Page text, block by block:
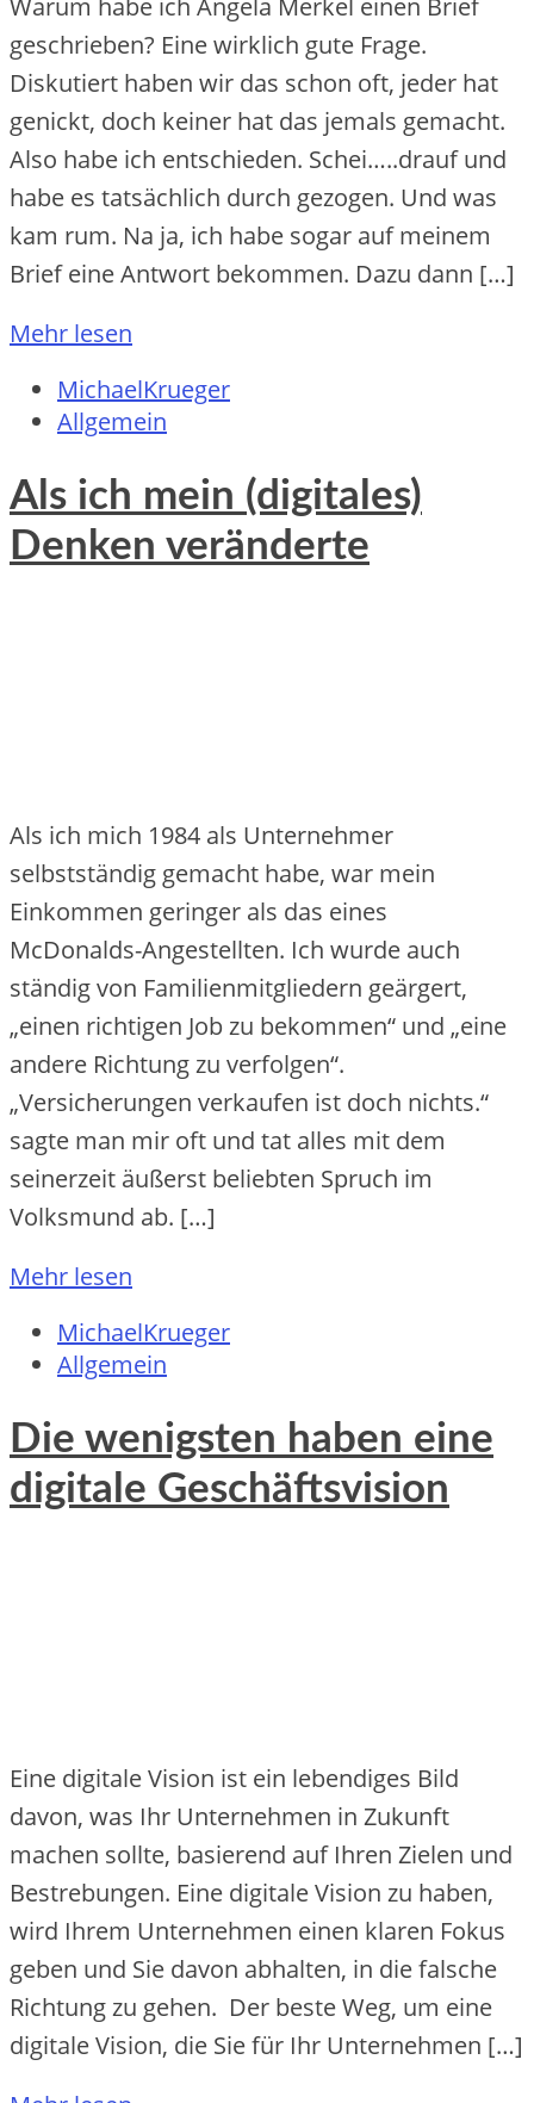
geschrieben? Eine wirklich gute Frage.
Diskutiert haben wir das schon oft, jeder hat
genickt, doch keiner hat das jemals gemacht.
Also habe ich entschieden. Schei…..drauf und
habe es tatsächlich durch gezogen. Und was
kam rum. Na ja, ich habe sogar auf meinem
Brief eine Antwort bekommen. Dazu dann […]
Mehr lesen
MichaelKrueger
Allgemein
Als ich mein (digitales)
Denken veränderte
Als ich mich 1984 als Unternehmer
selbstständig gemacht habe, war mein
Einkommen geringer als das eines
McDonalds-Angestellten. Ich wurde auch
ständig von Familienmitgliedern geärgert,
„einen richtigen Job zu bekommen“ und „eine
andere Richtung zu verfolgen“.
„Versicherungen verkaufen ist doch nichts.“
sagte man mir oft und tat alles mit dem
seinerzeit äußerst beliebten Spruch im
Volksmund ab. […]
Mehr lesen
MichaelKrueger
Allgemein
Die wenigsten haben eine
digitale Geschäftsvision
Eine digitale Vision ist ein lebendiges Bild
davon, was Ihr Unternehmen in Zukunft
machen sollte, basierend auf Ihren Zielen und
Bestrebungen. Eine digitale Vision zu haben,
wird Ihrem Unternehmen einen klaren Fokus
geben und Sie davon abhalten, in die falsche
Richtung zu gehen. Der beste Weg, um eine
digitale Vision, die Sie für Ihr Unternehmen […]